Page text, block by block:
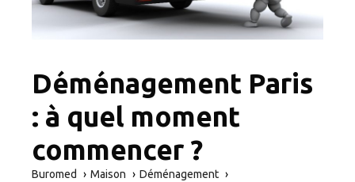
Déménagement Paris
: à quel moment
commencer ?
Buromed Maison
Déménagement